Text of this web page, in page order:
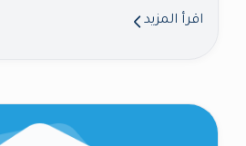
اقرأ المزيد